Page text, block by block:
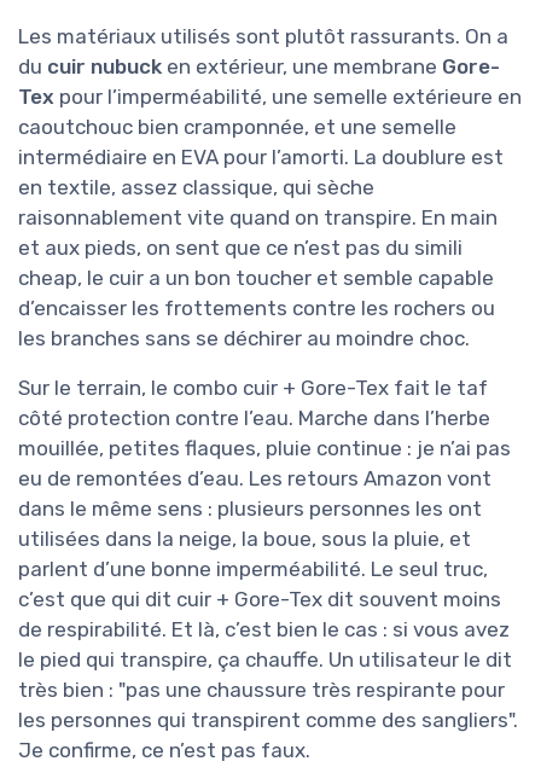
Les matériaux utilisés sont plutôt rassurants. On a
du cuir nubuck en extérieur, une membrane Gore-
Tex pour l’imperméabilité, une semelle extérieure en
caoutchouc bien cramponnée, et une semelle
intermédiaire en EVA pour l’amorti. La doublure est
en textile, assez classique, qui sèche
raisonnablement vite quand on transpire. En main
et aux pieds, on sent que ce n’est pas du simili
cheap, le cuir a un bon toucher et semble capable
d’encaisser les frottements contre les rochers ou
les branches sans se déchirer au moindre choc.
Sur le terrain, le combo cuir + Gore-Tex fait le taf
côté protection contre l’eau. Marche dans l’herbe
mouillée, petites flaques, pluie continue : je n’ai pas
eu de remontées d’eau. Les retours Amazon vont
dans le même sens : plusieurs personnes les ont
utilisées dans la neige, la boue, sous la pluie, et
parlent d’une bonne imperméabilité. Le seul truc,
c’est que qui dit cuir + Gore-Tex dit souvent moins
de respirabilité. Et là, c’est bien le cas : si vous avez
le pied qui transpire, ça chauffe. Un utilisateur le dit
très bien : "pas une chaussure très respirante pour
les personnes qui transpirent comme des sangliers".
Je confirme, ce n’est pas faux.